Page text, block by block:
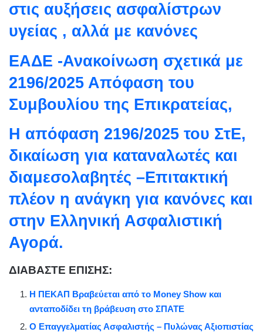
στις αυξήσεις ασφαλίστρων
υγείας , αλλά με κανόνες
ΕΑΔΕ -Ανακοίνωση σχετικά με
2196/2025 Απόφαση του
Συμβουλίου της Επικρατείας,
Η απόφαση 2196/2025 του ΣτΕ,
δικαίωση για καταναλωτές και
διαμεσολαβητές –Επιτακτική
πλέον η ανάγκη για κανόνες και
στην Ελληνική Ασφαλιστική
Αγορά.
ΔΙΑΒΑΣΤΕ ΕΠΙΣΗΣ:
Η ΠΕΚΑΠ Βραβεύεται από το Money Show και
ανταποδίδει τη βράβευση στο ΣΠΑΤΕ
Ο Επαγγελματίας Ασφαλιστής – Πυλώνας Αξιοπιστίας